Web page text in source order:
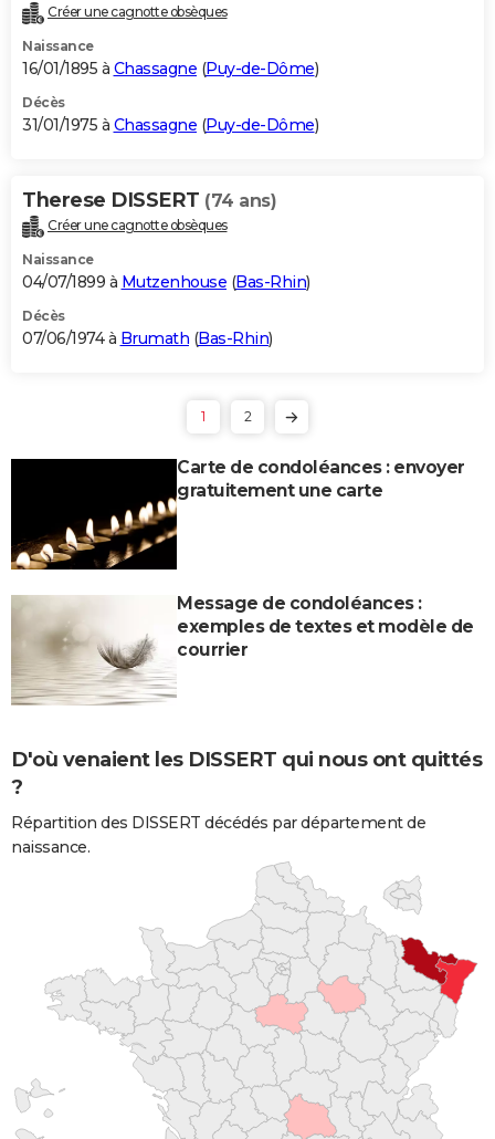
Créer une cagnotte obsèques
Naissance
16/01/1895 à Chassagne (Puy-de-Dôme)
Décès
31/01/1975 à Chassagne (Puy-de-Dôme)
Therese DISSERT (74 ans)
Créer une cagnotte obsèques
Naissance
04/07/1899 à Mutzenhouse (Bas-Rhin)
Décès
07/06/1974 à Brumath (Bas-Rhin)
1 2
Carte de condoléances : envoyer
gratuitement une carte
Message de condoléances :
exemples de textes et modèle de
courrier
D'où venaient les DISSERT qui nous ont quittés
?
Répartition des DISSERT décédés par département de
naissance.